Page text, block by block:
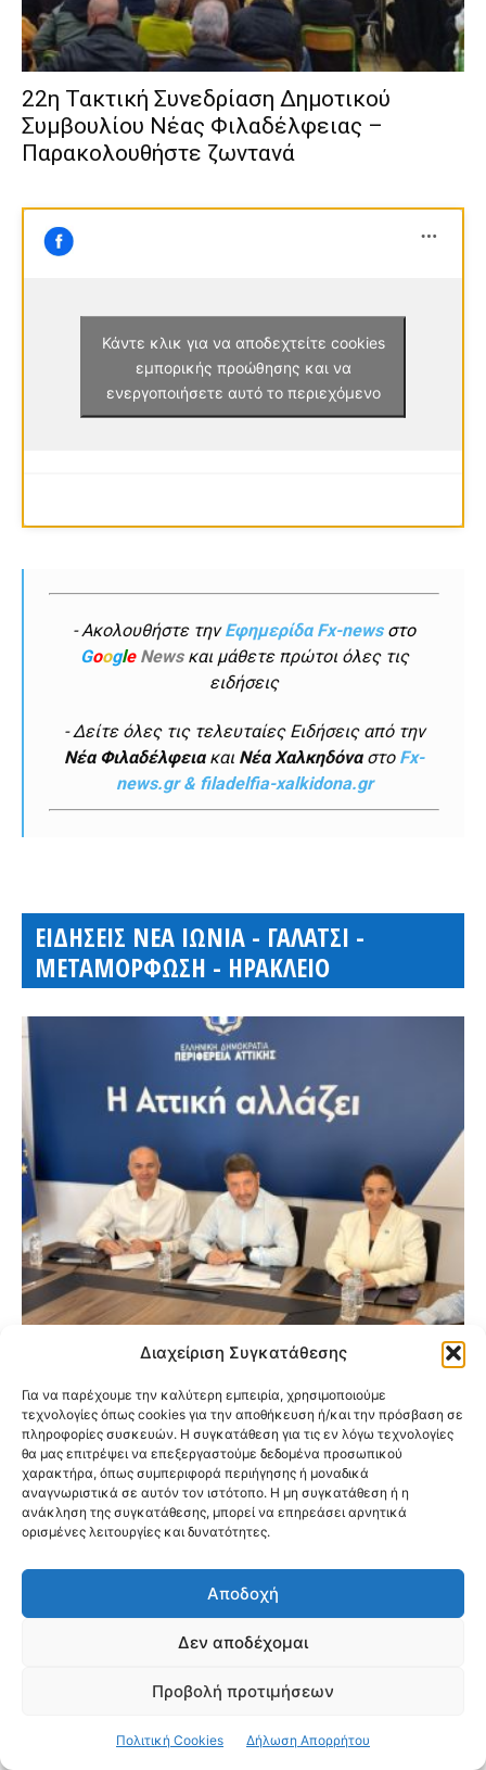
Διαχείριση Συγκατάθεσης
Για να παρέχουμε την καλύτερη εμπειρία, χρησιμοποιούμε
τεχνολογίες όπως cookies για την αποθήκευση ή/και την πρόσβαση σε
πληροφορίες συσκευών. Η συγκατάθεση για τις εν λόγω τεχνολογίες
θα μας επιτρέψει να επεξεργαστούμε δεδομένα προσωπικού
χαρακτήρα, όπως συμπεριφορά περιήγησης ή μοναδικά
αναγνωριστικά σε αυτόν τον ιστότοπο. Η μη συγκατάθεση ή η
ανάκληση της συγκατάθεσης, μπορεί να επηρεάσει αρνητικά
ορισμένες λειτουργίες και δυνατότητες.
Αποδοχή
Δεν αποδέχομαι
Προβολή προτιμήσεων
Πολιτική Cookies Δήλωση Απορρήτου
22η Τακτική Συνεδρίαση Δημοτικού
Συμβουλίου Νέας Φιλαδέλφειας –
Παρακολουθήστε ζωντανά
Κάντε κλικ για να αποδεχτείτε cookies
εμπορικής προώθησης και να
ενεργοποιήσετε αυτό το περιεχόμενο
- Ακολουθήστε τηνΕφημερίδα Fx-newsστο
Google Newsκαι μάθετε πρώτοι όλες τις
ειδήσεις
- Δείτε όλες τις τελευταίες Ειδήσεις από την
Νέα Φιλαδέλφειακαι Νέα Χαλκηδόναστο Fx-
news.gr & filadelfia-xalkidona.gr
ΕΙΔΗΣΕΙΣ ΝΕΑ ΙΩΝΙΑ - ΓΑΛΑΤΣΙ -
ΜΕΤΑΜΟΡΦΩΣΗ - ΗΡΑΚΛΕΙΟ
Έργο-μαμούθ 6,4 εκατ. ευρώ στη
Μεταμόρφωση: Υπογράφηκε η μεγάλη
ανάπλαση σε Τατοΐου και Γ. Παπανδρέου